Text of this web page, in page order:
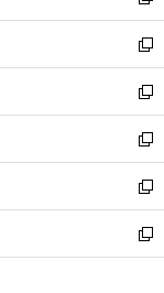
開
く
ウ
で
開
く
ン
ド
ウ
で
開
く
ウ
ィ
ン
ド
ウ
で
開
く
し
い
ウ
ィ
ン
ド
ウ
で
開
く
新
し
い
ウ
ィ
ン
ド
ウ
で
開
新
し
い
ウ
ィ
ン
ド
ウ
新
し
い
ウ
ィ
ン
新
し
い
ウ
新
し